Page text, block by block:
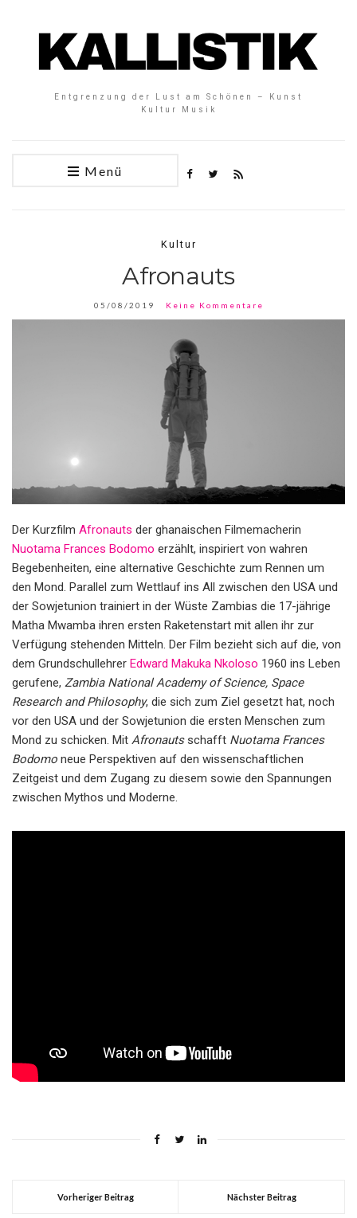
Entgrenzung der Lust am Schönen – Kunst
Kultur Musik
Menü
Kultur
Afronauts
05/08/2019 Keine Kommentare
Der Kurzfilm Afronauts der ghanaischen Filmemacherin
Nuotama Frances Bodomo erzählt, inspiriert von wahren
Begebenheiten, eine alternative Geschichte zum Rennen um
den Mond. Parallel zum Wettlauf ins All zwischen den USA und
der Sowjetunion trainiert in der Wüste Zambias die 17-jährige
Matha Mwamba ihren ersten Raketenstart mit allen ihr zur
Verfügung stehenden Mitteln. Der Film bezieht sich auf die, von
dem Grundschullehrer Edward Makuka Nkoloso 1960 ins Leben
gerufene, Zambia National Academy of Science, Space
Research and Philosophy, die sich zum Ziel gesetzt hat, noch
vor den USA und der Sowjetunion die ersten Menschen zum
Mond zu schicken. Mit Afronautsschafft Nuotama Frances
Bodomo neue Perspektiven auf den wissenschaftlichen
Zeitgeist und dem Zugang zu diesem sowie den Spannungen
zwischen Mythos und Moderne.
Vorheriger Beitrag Nächster Beitrag